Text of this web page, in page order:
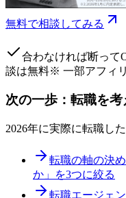
無料で相談してみる
合わなければ断って
談は無料※ 一部アフィ
次の一歩：転職を
2026年に実際に転職し
転職の軸の決
か」を3つに絞る
転職エージェ